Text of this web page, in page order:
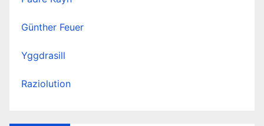
Günther Feuer
Yggdrasill
Raziolution